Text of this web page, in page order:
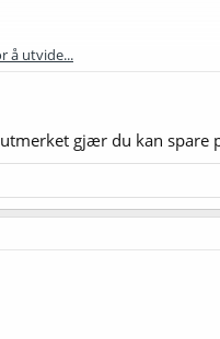
fungerer? ikke?
å utvide...
gjær du kan spare